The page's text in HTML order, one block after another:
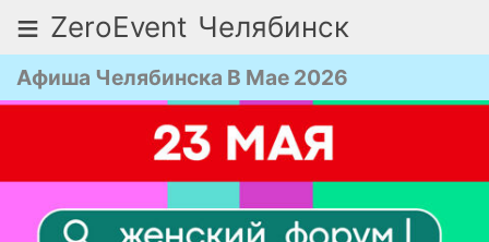
≡ ZeroEvent Челябинск
Афиша Челябинска В Мае 2026